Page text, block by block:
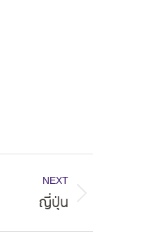
NEXT
ญี่ปุ่น